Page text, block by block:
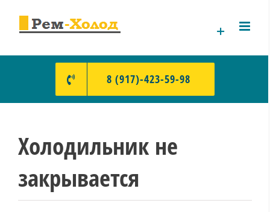
8 (917)-423-59-98
Холодильник не
закрывается